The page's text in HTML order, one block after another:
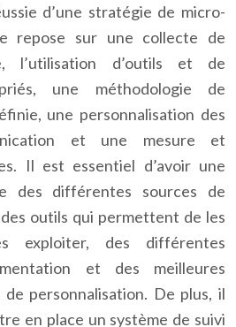
d’une stratégie de micro-
repose sur une collecte de
l’utilisation d’outils et de
une méthodologie de
une personnalisation des
et une mesure et
Il est essentiel d’avoir une
des différentes sources de
outils qui permettent de les
exploiter, des différentes
et des meilleures
personnalisation. De plus, il
en place un système de suivi